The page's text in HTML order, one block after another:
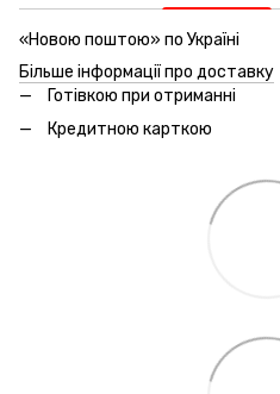
«Новою поштою» по Україні
Більше інформації про доставку
Готівкою при отриманні
Кредитною карткою